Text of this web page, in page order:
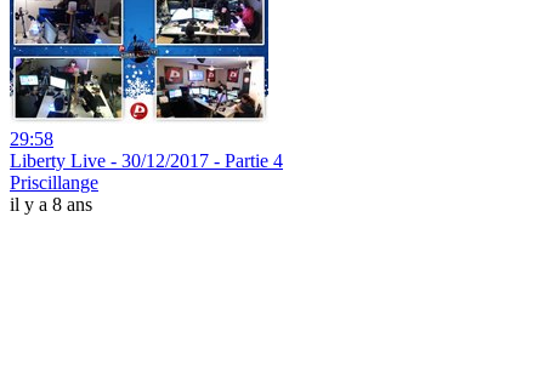
29:58
Liberty Live - 30/12/2017 - Partie 4
Priscillange
il y a 8 ans